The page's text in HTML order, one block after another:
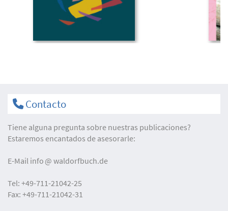
Contacto
Tiene alguna pregunta sobre nuestras publicaciones?
Estaremos encantados de asesorarle:
E-Mail info waldorfbuch.de
Tel: +49-711-21042-25
Fax: +49-711-21042-31